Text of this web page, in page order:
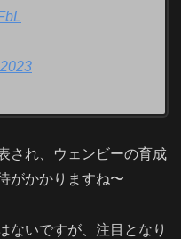
され、ウェンビーの育成
がかかりますね〜
ないですが、注目となり